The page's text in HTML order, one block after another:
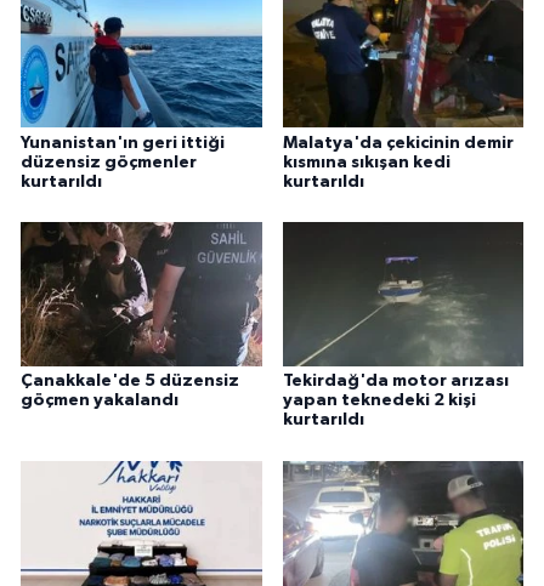
Yunanistan'ın geri ittiği
düzensiz göçmenler
kurtarıldı
Malatya'da çekicinin demir
kısmına sıkışan kedi
kurtarıldı
Çanakkale'de 5 düzensiz
göçmen yakalandı
Tekirdağ'da motor arızası
yapan teknedeki 2 kişi
kurtarıldı